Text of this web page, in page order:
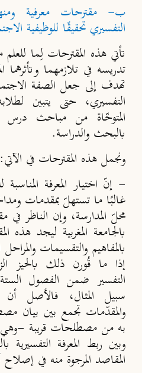
ب- مقترحات معرفية
التفسيري تحقيقًا للوظيفية
تأتي هذه المقترحات لِما
تدريسه في تلازمهما
تهدف إلى جعل الصفة
التفسيري، حتى يتبين
المتوخّاة من مباحث درس
بالبحث والدراسة.
ونجمل هذه المقترحات في الآتي:
- إنّ اختيار المعرفة
غالبًا ما تستهلّ بمقدمات
محلّ المدارسة، وإن الناظر
بالجامعة المغربية ليجد هذه
بالمفاهيم والتقسيمات
إذا ما قُورن ذلك بالحيز
التفسير ضمن الفصول
سبيل المثال، فالأصل
والمقدّمات تجمع بين بيان
به من مصطلحات قريبة -
وبين ربط المعرفة التفسيرية
المقاصد المرجوة منه في